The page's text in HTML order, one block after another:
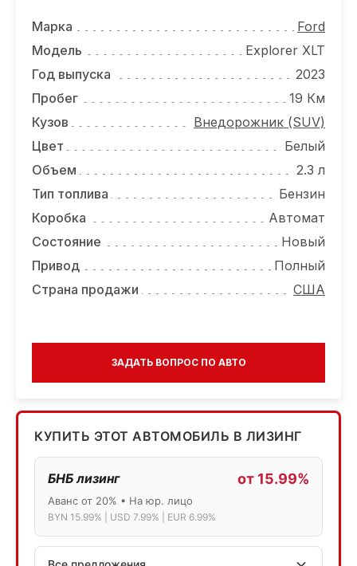
Марка
Ford
Модель
Explorer XLT
Год выпуска
2023
Пробег
19 Км
Кузов
Внедорожник (SUV)
Цвет
Белый
Объем
2.3 л
Тип топлива
Бензин
Коробка
Автомат
Состояние
Новый
Привод
Полный
Страна продажи
США
ЗАДАТЬ ВОПРОС ПО АВТО
КУПИТЬ ЭТОТ АВТОМОБИЛЬ В ЛИЗИНГ
БНБ лизинг от 15.99%
Аванс от 20% • На юр. лицо
BYN 15.99% | USD 7.99% | EUR 6.99%